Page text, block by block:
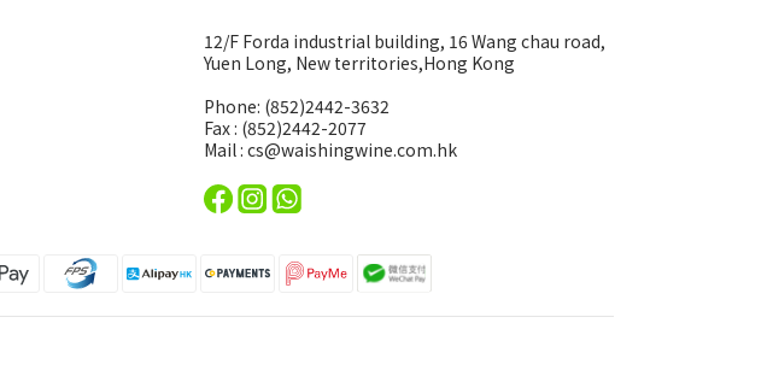
12/F Forda industrial building, 16 Wang chau road,
Yuen Long, New territories,Hong Kong
Phone: (852)2442-3632
Fax : (852)2442-2077
Mail : cs@waishingwine.com.hk